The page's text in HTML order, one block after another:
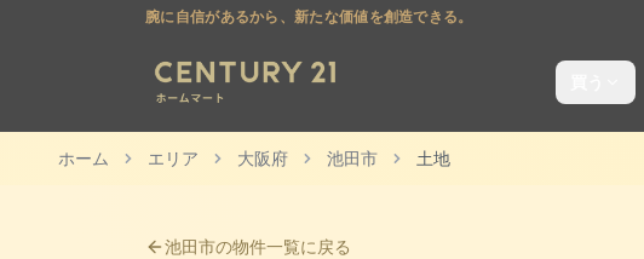
腕に自信があるから、新たな価値を創造できる。
ホーム エリア 大阪府 池田市 土地
池田市の物件一覧に戻る